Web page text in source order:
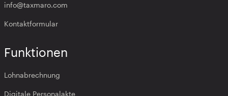
info@taxmaro.com
Kontaktformular
Funktionen
Lohnabrechnung
Digitale Personalakte